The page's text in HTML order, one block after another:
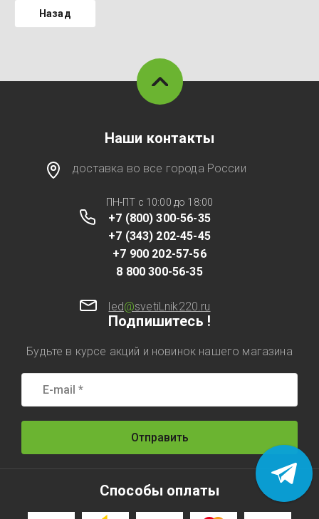
Назад
Наши контакты
доставка во все города России
ПН-ПТ с 10:00 до 18:00
+7 (800) 300-56-35
+7 (343) 202-45-45
+7 900 202-57-56
8 800 300-56-35
led@svetiLnik220.ru
Подпишитесь !
Будьте в курсе акций и новинок нашего магазина
Отправить
Способы оплаты